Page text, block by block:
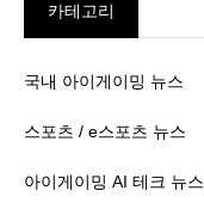
카테고리
국내 아이게이밍 뉴스
스포츠 / e스포츠 뉴스
아이게이밍 AI 테크 뉴스